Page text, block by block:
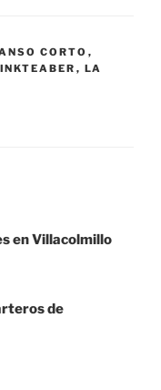
CORTO ,
INKTEABER , LA
en Villacolmillo
de